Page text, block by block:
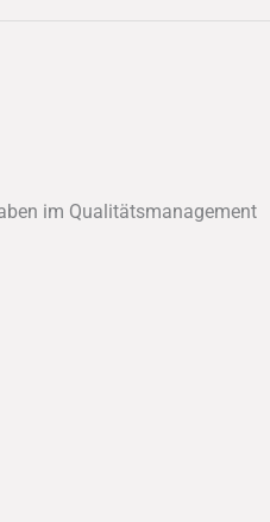
im Qualitätsmanagement